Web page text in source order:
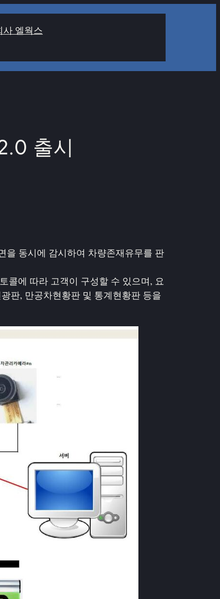
사 엘웍스
출시
을 동시에 감시하여 차량존재유무를 판
콜에 따라 고객이 구성할 수 있으며, 요
판, 만공차현황판 및 통계현황판 등을